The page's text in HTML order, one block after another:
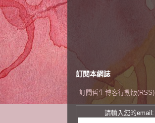
訂閱本網誌
訂閱哲生博客行動版(RSS)
請輸入您的email: